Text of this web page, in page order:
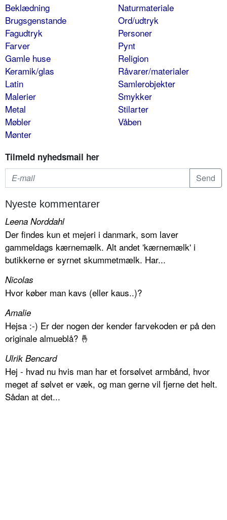
Beklædning
Brugsgenstande
Fagudtryk
Farver
Gamle huse
Keramik/glas
Latin
Malerier
Metal
Møbler
Mønter
Naturmateriale
Ord/udtryk
Personer
Pynt
Religion
Råvarer/materialer
Samlerobjekter
Smykker
Stilarter
Våben
Tilmeld nyhedsmail her
Nyeste kommentarer
Leena Norddahl
Der findes kun et mejeri i danmark, som laver
gammeldags kærnemælk. Alt andet 'kærnemælk' i
butikkerne er syrnet skummetmælk. Har...
Nicolas
Hvor køber man kavs (eller kaus..)?
Amalie
Hejsa :-) Er der nogen der kender farvekoden er på den
originale almueblå? 🤞
Ulrik Bencard
Hej - hvad nu hvis man har et forsølvet armbånd, hvor
meget af sølvet er væk, og man gerne vil fjerne det helt.
Sådan at det...